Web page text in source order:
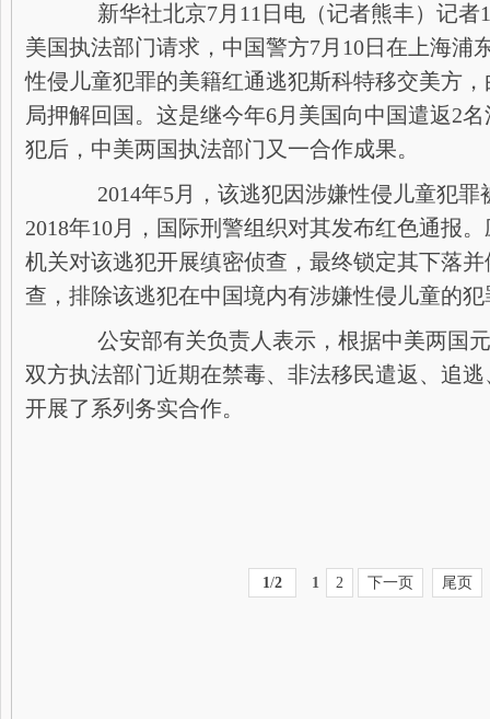
新华社北京7月11日电（记者熊丰）记者
美国执法部门请求，中国警方7月10日在上海浦
性侵儿童犯罪的美籍红通逃犯斯科特移交美方
局押解回国。这是继今年6月美国向中国遣返2
犯后，中美两国执法部门又一合作成果。
2014年5月，该逃犯因涉嫌性侵儿童犯罪
2018年10月，国际刑警组织对其发布红色通报
机关对该逃犯开展缜密侦查，最终锁定其下落
查，排除该逃犯在中国境内有涉嫌性侵儿童的
公安部有关负责人表示，根据中美两国元
双方执法部门近期在禁毒、非法移民遣返、追
开展了系列务实合作。
1/2 1 2 下一页 尾页